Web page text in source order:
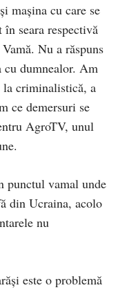
mașina cu care se
seara respectivă
Nu a răspuns
cu dumnealor. Am
criminalistică, a
ce demersuri se
AgroTV, unul
vamal unde
din Ucraina, acolo
nu
este o problemă